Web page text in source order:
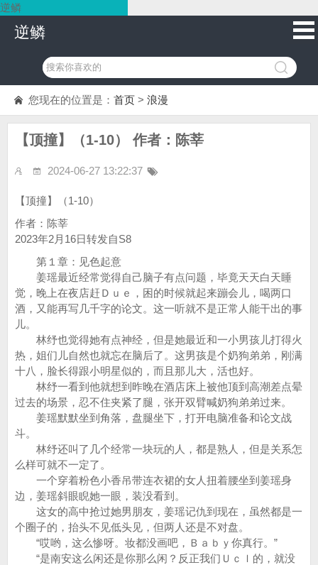
逆鳞
逆鳞
您现在的位置是： 首页 > 浪漫
【顶撞】（1-10） 作者：陈莘
2024-06-27 13:22:37
【顶撞】（1-10）
作者：陈莘
2023年2月16日转发自S8
第１章：见色起意
姜瑶最近经常觉得自己脑子有点问题，毕竟天天白天睡
觉，晚上在夜店赶Ｄｕｅ，困的时候就起来蹦会儿，喝两口
酒，又能再写几千字的论文。这一听就不是正常人能干出的事
儿。
林纾也觉得她有点神经，但是她最近和一小男孩儿打得火
热，姐们儿自然也就忘在脑后了。这男孩是个奶狗弟弟，刚满
十八，脸长得跟小明星似的，而且那儿大，活也好。
林纾一看到他就想到昨晚在酒店床上被他顶到高潮差点晕
过去的场景，忍不住夹紧了腿，张开双臂喊奶狗弟弟过来。
姜瑶默默坐到角落，盘腿坐下，打开电脑准备和论文战
斗。
林纾还叫了几个经常一块玩的人，都是熟人，但是关系怎
么样可就不一定了。
一个穿着粉色小香吊带连衣裙的女人扭着腰坐到姜瑶身
边，姜瑶斜眼睨她一眼，装没看到。
这女的高中抢过她男朋友，姜瑶记仇到现在，虽然都是一
个圈子的，抬头不见低头见，但两人还是不对盘。
“哎哟，这么惨呀。妆都没画吧，Ｂａｂｙ你真行。”
“是南安这么闲还是你那么闲？反正我们Ｕｃｌ的，就没